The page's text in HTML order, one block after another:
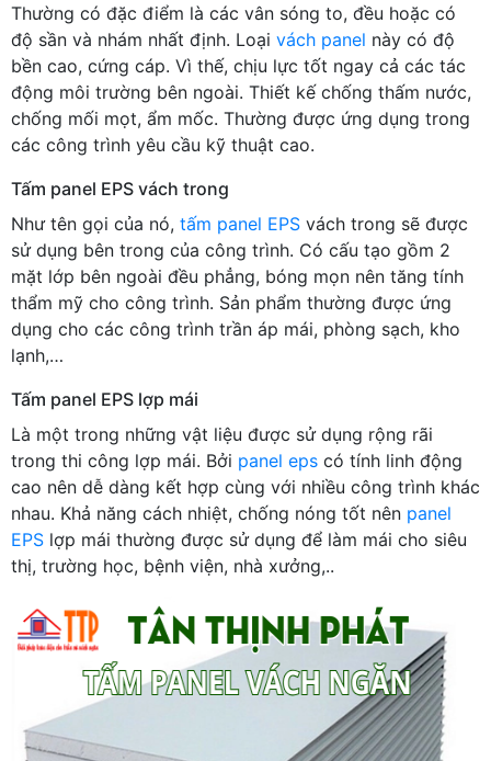
Thường có đặc điểm là các vân sóng to, đều hoặc có
độ sần và nhám nhất định. Loại vách panel này có độ
bền cao, cứng cáp. Vì thế, chịu lực tốt ngay cả các tác
động môi trường bên ngoài. Thiết kế chống thấm nước,
chống mối mọt, ẩm mốc. Thường được ứng dụng trong
các công trình yêu cầu kỹ thuật cao.
Tấm panel EPS vách trong
Như tên gọi của nó, tấm panel EPS vách trong sẽ được
sử dụng bên trong của công trình. Có cấu tạo gồm 2
mặt lớp bên ngoài đều phẳng, bóng mọn nên tăng tính
thẩm mỹ cho công trình. Sản phẩm thường được ứng
dụng cho các công trình trần áp mái, phòng sạch, kho
lạnh,…
Tấm panel EPS lợp mái
Là một trong những vật liệu được sử dụng rộng rãi
trong thi công lợp mái. Bởi panel eps có tính linh động
cao nên dễ dàng kết hợp cùng với nhiều công trình khác
nhau. Khả năng cách nhiệt, chống nóng tốt nên panel
EPS lợp mái thường được sử dụng để làm mái cho siêu
thị, trường học, bệnh viện, nhà xưởng,..